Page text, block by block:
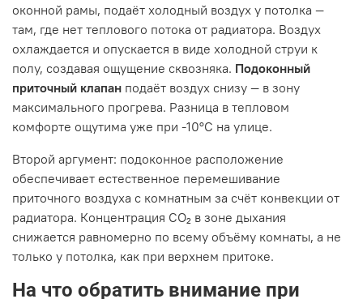
оконной рамы, подаёт холодный воздух у потолка —
там, где нет теплового потока от радиатора. Воздух
охлаждается и опускается в виде холодной струи к
полу, создавая ощущение сквозняка. Подоконный
приточный клапан подаёт воздух снизу — в зону
максимального прогрева. Разница в тепловом
комфорте ощутима уже при -10°C на улице.
Второй аргумент: подоконное расположение
обеспечивает естественное перемешивание
приточного воздуха с комнатным за счёт конвекции от
радиатора. Концентрация CO₂ в зоне дыхания
снижается равномерно по всему объёму комнаты, а не
только у потолка, как при верхнем притоке.
На что обратить внимание при